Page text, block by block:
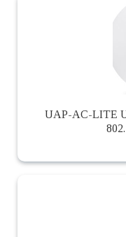
UAP-AC-LITE